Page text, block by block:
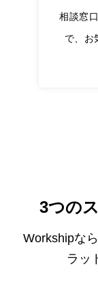
相談窓
で、お
3つの
Workshipな
ラッ